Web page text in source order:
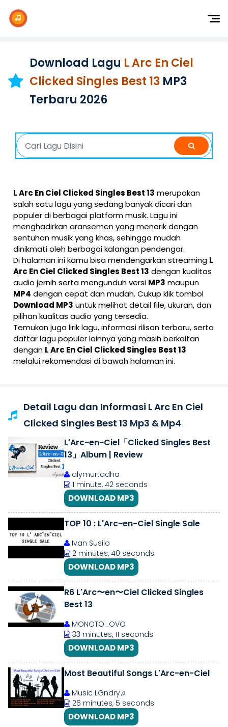
Dangdut
Indonesia
K-Pop
Download Lagu L Arc En Ciel
Clicked Singles Best 13 MP3
Terbaru 2026
L Arc En Ciel Clicked Singles Best 13 merupakan
salah satu lagu yang sedang banyak dicari dan
populer di berbagai platform musik. Lagu ini
menghadirkan aransemen yang menarik dengan
sentuhan musik yang khas, sehingga mudah
dinikmati oleh berbagai kalangan pendengar.
Di halaman ini kamu bisa mendengarkan streaming L
Arc En Ciel Clicked Singles Best 13 dengan kualitas
audio jernih serta mengunduh versi MP3 maupun
MP4 dengan cepat dan mudah. Cukup klik tombol
Download MP3 untuk melihat detail file, ukuran, dan
pilihan kualitas audio yang tersedia.
Temukan juga lirik lagu, informasi rilisan terbaru, serta
daftar lagu populer lainnya yang masih berkaitan
dengan L Arc En Ciel Clicked Singles Best 13
melalui rekomendasi di bawah halaman ini.
Detail Lagu dan Informasi L Arc En Ciel
Clicked Singles Best 13 Mp3 & Mp4
L'Arc~en~Ciel「Clicked Singles Best
13」Album | Review
alymurtadha
1 minute, 42 seconds
DOWNLOAD MP3
TOP 10 : L'Arc~en~Ciel Single Sale
Ivan Susilo
2 minutes, 40 seconds
DOWNLOAD MP3
R6 L'Arc〜en〜Ciel Clicked Singles
Best 13
MONOTO_OVO
33 minutes, 11 seconds
DOWNLOAD MP3
Most Beautiful Songs L'Arc-en-Ciel
Music LGndry♫
26 minutes, 5 seconds
DOWNLOAD MP3